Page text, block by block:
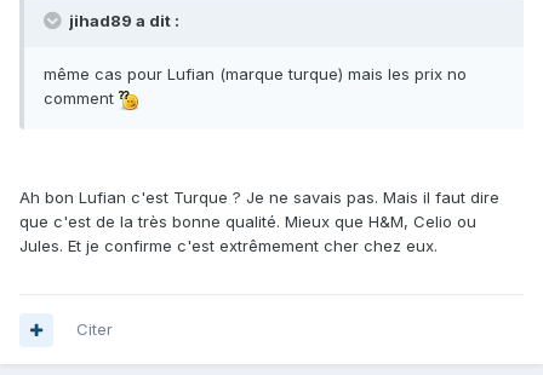
jihad89 a dit :
même cas pour Lufian (marque turque) mais les prix no
comment
Ah bon Lufian c'est Turque ? Je ne savais pas. Mais il faut dire
que c'est de la très bonne qualité. Mieux que H&M, Celio ou
Jules. Et je confirme c'est extrêmement cher chez eux.
Citer